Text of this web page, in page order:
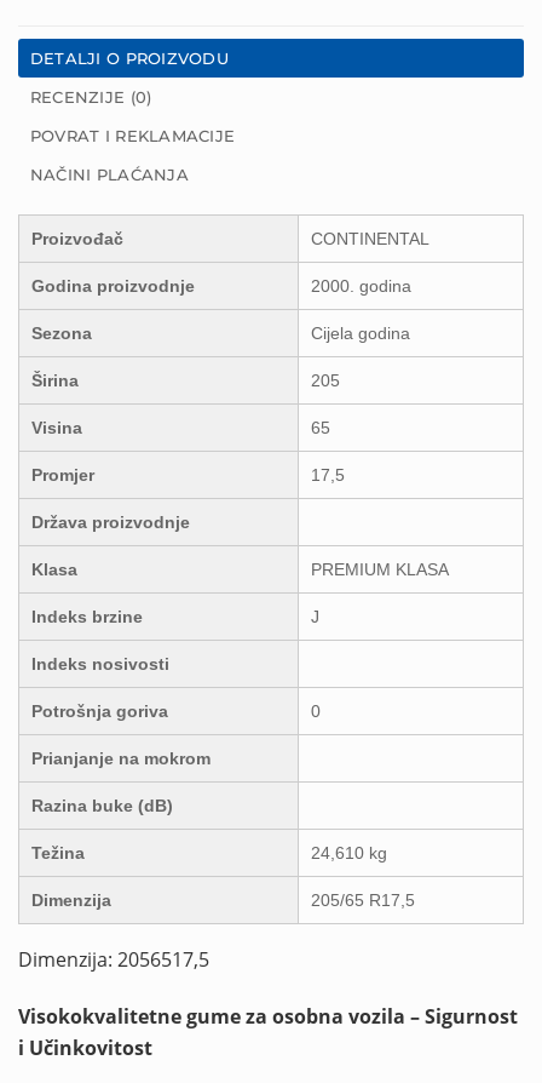
DETALJI O PROIZVODU
RECENZIJE (0)
POVRAT I REKLAMACIJE
NAČINI PLAĆANJA
Proizvođač CONTINENTAL
Godina proizvodnje 2000. godina
Sezona Cijela godina
Širina 205
Visina 65
Promjer 17,5
Država proizvodnje
Klasa PREMIUM KLASA
Indeks brzine J
Indeks nosivosti
Potrošnja goriva 0
Prianjanje na mokrom
Razina buke (dB)
Težina 24,610 kg
Dimenzija 205/65 R17,5
Dimenzija: 2056517,5
Visokokvalitetne gume za osobna vozila – Sigurnost
i Učinkovitost